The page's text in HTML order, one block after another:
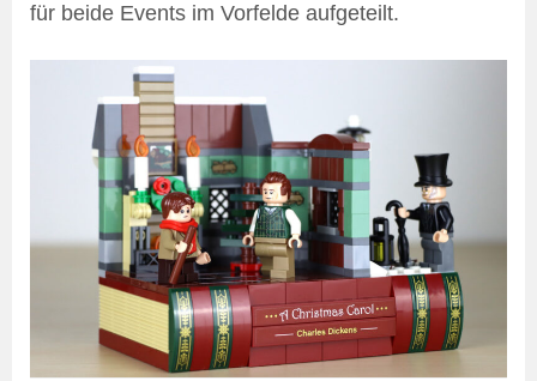
für beide Events im Vorfelde aufgeteilt.